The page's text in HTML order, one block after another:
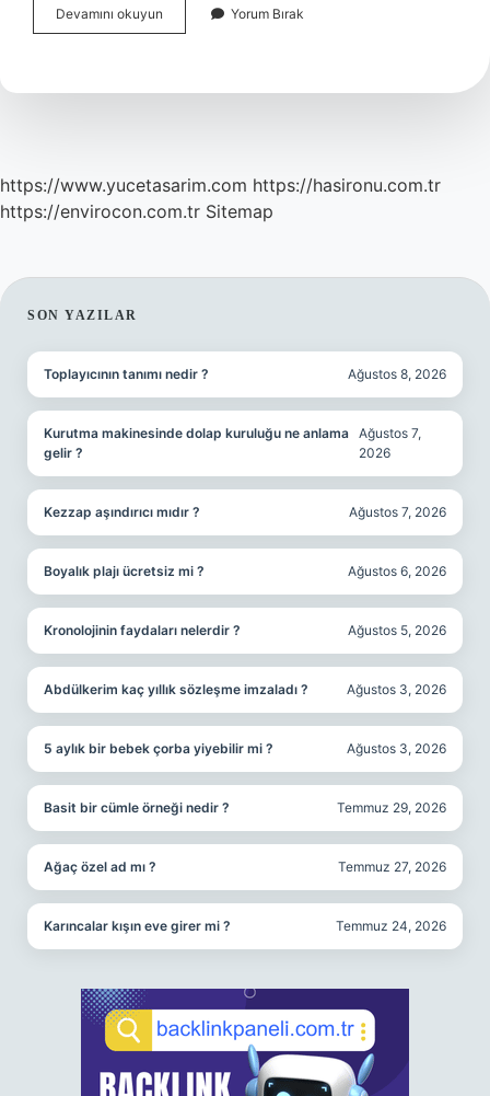
Devamını okuyun
Litre
Kadar
Yorum Bırak
https://www.yucetasarim.com https://hasironu.com.tr
https://envirocon.com.tr Sitemap
SIDEBAR
SON YAZILAR
Toplayıcının tanımı nedir ? Ağustos 8, 2026
Kurutma makinesinde dolap kuruluğu ne anlama
gelir ?
Ağustos 7,
2026
Kezzap aşındırıcı mıdır ? Ağustos 7, 2026
Boyalık plajı ücretsiz mi ? Ağustos 6, 2026
Kronolojinin faydaları nelerdir ? Ağustos 5, 2026
Abdülkerim kaç yıllık sözleşme imzaladı ? Ağustos 3, 2026
5 aylık bir bebek çorba yiyebilir mi ? Ağustos 3, 2026
Basit bir cümle örneği nedir ? Temmuz 29, 2026
Ağaç özel ad mı ? Temmuz 27, 2026
Karıncalar kışın eve girer mi ? Temmuz 24, 2026